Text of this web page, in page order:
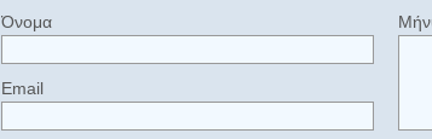
Όνομα
Email